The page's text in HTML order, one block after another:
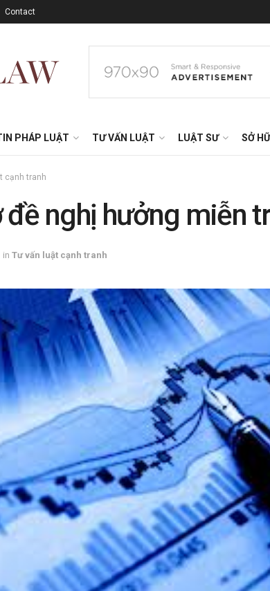
Contact
PHÁP LUẬT TƯ VẤN LUẬT LUẬT SƯ SỞ
cạnh tranh
đề nghị hưởng miễn
in Tư vấn luật cạnh tranh